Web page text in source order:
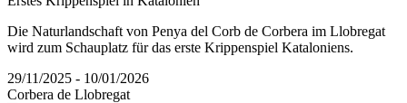
Die Naturlandschaft von Penya del Corb de Corbera im Llobregat
wird zum Schauplatz für das erste Krippenspiel Kataloniens.
29/11/2025 - 10/01/2026
Corbera de Llobregat